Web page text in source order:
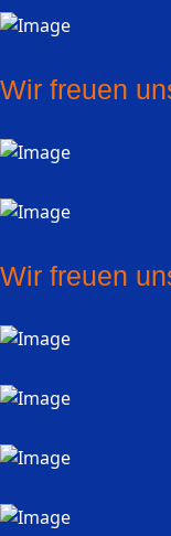
Wir freuen
Wir freuen